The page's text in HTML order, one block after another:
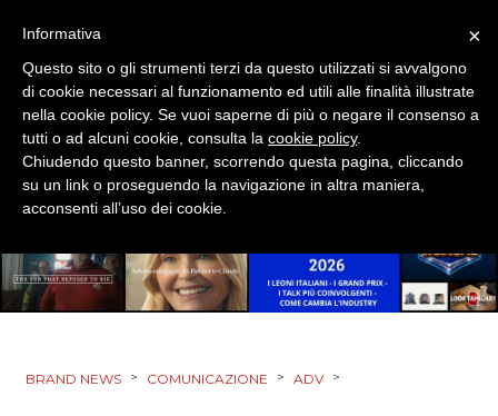
PRODOTTI
PUNTI VENDITA
CSR
BRAND NEWS > COMUNICAZIONE > ADV >
×
Informativa
Questo sito o gli strumenti terzi da questo utilizzati si avvalgono
di cookie necessari al funzionamento ed utili alle finalità illustrate
nella cookie policy. Se vuoi saperne di più o negare il consenso a
tutti o ad alcuni cookie, consulta la cookie policy.
Chiudendo questo banner, scorrendo questa pagina, cliccando
su un link o proseguendo la navigazione in altra maniera,
acconsenti all’uso dei cookie.